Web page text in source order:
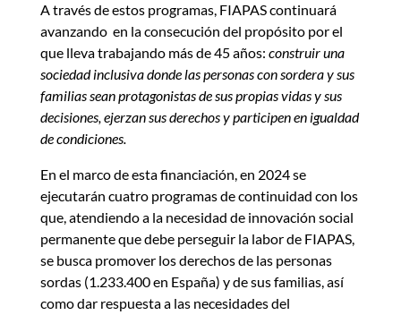
A través de estos programas, FIAPAS continuará
avanzando en la consecución del propósito por el
que lleva trabajando más de 45 años: construir una
sociedad inclusiva donde las personas con sordera y sus
familias sean protagonistas de sus propias vidas y sus
decisiones, ejerzan sus derechos y participen en igualdad
de condiciones.
En el marco de esta financiación, en 2024 se
ejecutarán cuatro programas de continuidad con los
que, atendiendo a la necesidad de innovación social
permanente que debe perseguir la labor de FIAPAS,
se busca promover los derechos de las personas
sordas (1.233.400 en España) y de sus familias, así
como dar respuesta a las necesidades del